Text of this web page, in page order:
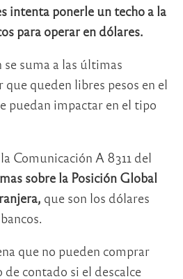
intenta ponerle un techo a la
para operar en dólares.
se suma a las últimas
queden libres pesos en el
puedan impactar en el tipo
Comunicación A 8311 del
sobre la Posición Global
que son los dólares
que no pueden comprar
contado si el descalce